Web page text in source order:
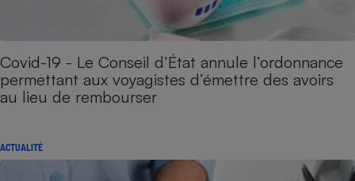
Covid-19 - Le Conseil d’État annule l’ordonnance
permettant aux voyagistes d’émettre des avoirs
au lieu de rembourser
ACTUALITÉ